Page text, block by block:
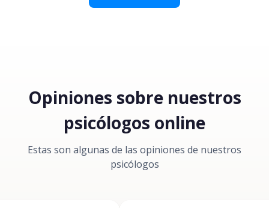
Opiniones sobre nuestros
psicólogos online
Estas son algunas de las opiniones de nuestros
psicólogos